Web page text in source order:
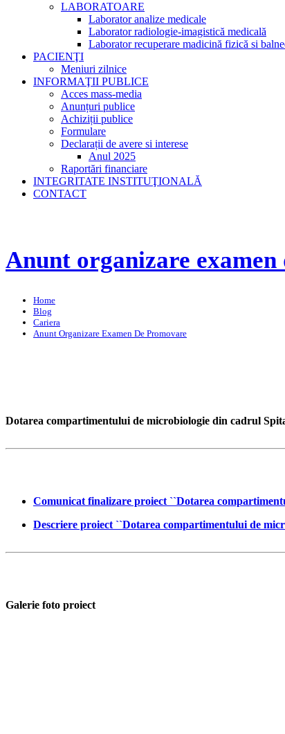
LABORATOARE
Laborator analize medicale
Laborator radiologie-imagistică medicală
Laborator recuperare madicină fizică si
PACIENŢI
Meniuri zilnice
INFORMAŢII PUBLICE
Acces mass-media
Anunțuri publice
Achiziții publice
Formulare
Declarații de avere si interese
Anul 2025
Raportări financiare
INTEGRITATE INSTITUŢIONALĂ
CONTACT
Anunt organizare examen
Home
Blog
Cariera
Anunt Organizare Examen De Promovare
Dotarea compartimentului de microbiologie din cadrul
Comunicat finalizare proiect ``Dotarea
Descriere proiect ``Dotarea compartimentului de
Galerie foto proiect